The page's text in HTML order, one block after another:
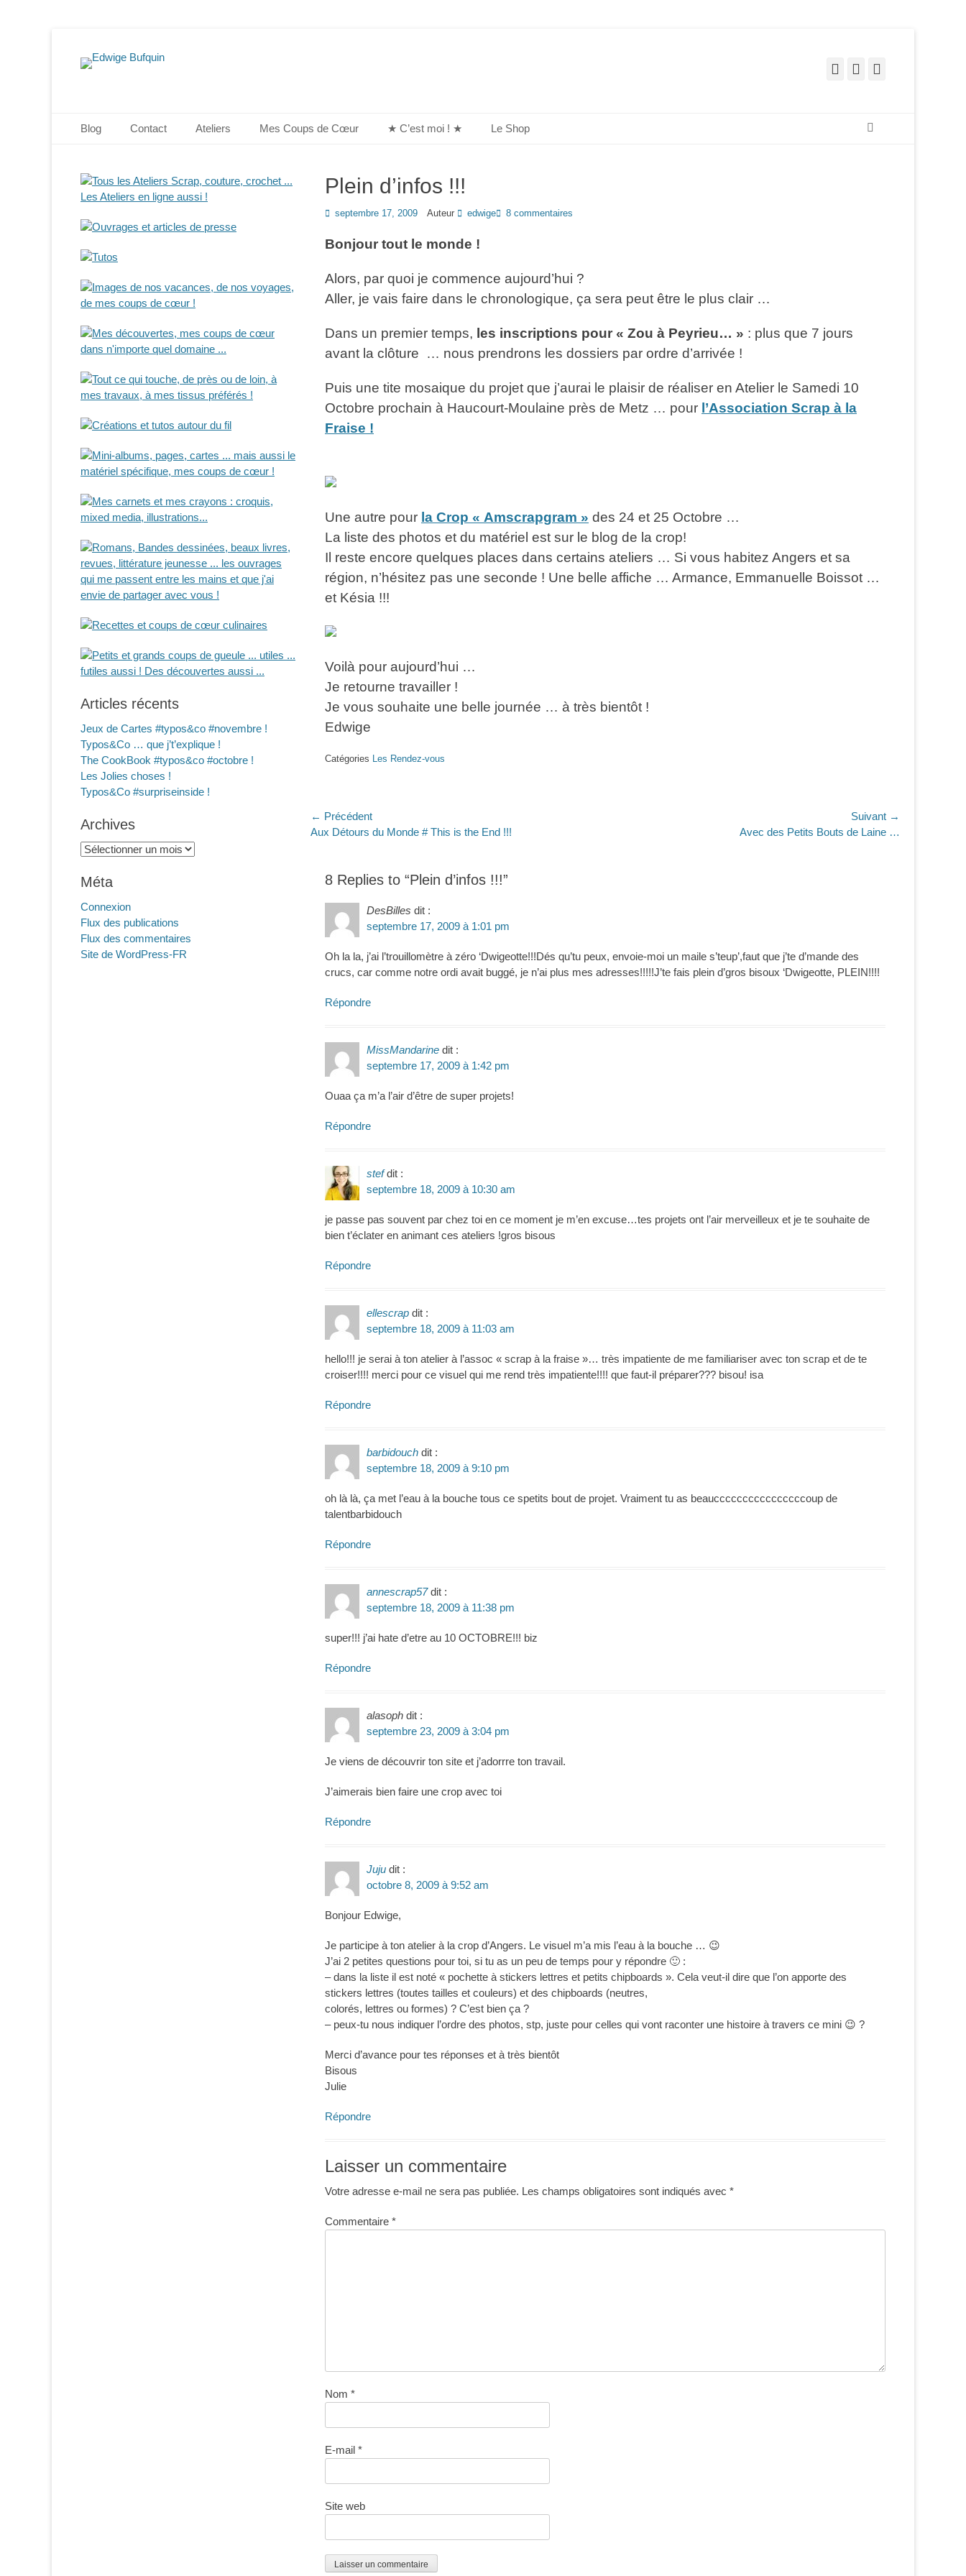
Edwige Bufquin FacebookPinterest
Menu principal
Blog Contact Ateliers Mes Coups de Cœur ★ C’est moi ! ★ Le Shop
Plein d’infos !!!
Posted
septembre 17, 2009 Auteur edwige 8 commentaires
Bonjour tout le monde !
Alors, par quoi je commence aujourd’hui ?
Aller, je vais faire dans le chronologique, ça sera peut être le plus clair …
Dans un premier temps, les inscriptions pour « Zou à Peyrieu… » : plus que 7 jours
avant la clôture … nous prendrons les dossiers par ordre d’arrivée !
Puis une tite mosaique du projet que j’aurai le plaisir de réaliser en Atelier le Samedi 10
Octobre prochain à Haucourt-Moulaine près de Metz … pour l’Association Scrap à la
Fraise !
Une autre pour la Crop « Amscrapgram » des 24 et 25 Octobre …
La liste des photos et du matériel est sur le blog de la crop!
Il reste encore quelques places dans certains ateliers … Si vous habitez Angers et sa
région, n’hésitez pas une seconde ! Une belle affiche … Armance, Emmanuelle Boissot …
et Késia !!!
Voilà pour aujourd’hui …
Je retourne travailler !
Je vous souhaite une belle journée … à très bientôt !
Edwige
Catégories Les Rendez-vous
Navigation
de
← Précédent
Article
Aux Détours du Monde # This is the End !!!
Suivant →
Avec des Petits Bouts de Laine …
8 Replies to “Plein d’infos !!!”
DesBilles dit :
septembre 17, 2009 à 1:01 pm
Oh la la, j’ai l’trouillomètre à zéro ‘Dwigeotte!!!Dés qu’tu peux, envoie-moi un maile s’teup’,faut que j’te d’mande des
crucs, car comme notre ordi avait buggé, je n’ai plus mes adresses!!!!!J’te fais plein d’gros bisoux ‘Dwigeotte, PLEIN!!!!
Répondre
MissMandarine dit :
septembre 17, 2009 à 1:42 pm
Ouaa ça m’a l’air d’être de super projets!
Répondre
stef dit :
septembre 18, 2009 à 10:30 am
je passe pas souvent par chez toi en ce moment je m’en excuse…tes projets ont l’air merveilleux et je te souhaite de
bien t’éclater en animant ces ateliers !gros bisous
Répondre
ellescrap dit :
septembre 18, 2009 à 11:03 am
hello!!! je serai à ton atelier à l’assoc « scrap à la fraise »… très impatiente de me familiariser avec ton scrap et de te
croiser!!!! merci pour ce visuel qui me rend très impatiente!!!! que faut-il préparer??? bisou! isa
Répondre
barbidouch dit :
septembre 18, 2009 à 9:10 pm
oh là là, ça met l’eau à la bouche tous ce spetits bout de projet. Vraiment tu as beauccccccccccccccccoup de
talentbarbidouch
Répondre
annescrap57 dit :
septembre 18, 2009 à 11:38 pm
super!!! j’ai hate d’etre au 10 OCTOBRE!!! biz
Répondre
alasoph dit :
septembre 23, 2009 à 3:04 pm
Je viens de découvrir ton site et j’adorrre ton travail.
J’aimerais bien faire une crop avec toi
Répondre
Juju dit :
octobre 8, 2009 à 9:52 am
Bonjour Edwige,
Je participe à ton atelier à la crop d’Angers. Le visuel m’a mis l’eau à la bouche … 😉
J’ai 2 petites questions pour toi, si tu as un peu de temps pour y répondre 🙂 :
– dans la liste il est noté « pochette à stickers lettres et petits chipboards ». Cela veut-il dire que l’on apporte des
stickers lettres (toutes tailles et couleurs) et des chipboards (neutres,
colorés, lettres ou formes) ? C’est bien ça ?
– peux-tu nous indiquer l’ordre des photos, stp, juste pour celles qui vont raconter une histoire à travers ce mini 😉 ?
Merci d’avance pour tes réponses et à très bientôt
Bisous
Julie
Répondre
Laisser un commentaire
Votre adresse e-mail ne sera pas publiée. Les champs obligatoires sont indiqués avec *
Commentaire *
Nom *
E-mail *
Site web
Articles récents
Jeux de Cartes #typos&co #novembre !
Typos&Co … que j’t’explique !
The CookBook #typos&co #octobre !
Les Jolies choses !
Typos&Co #surpriseinside !
Archives
Archives
Méta
Connexion
Flux des publications
Flux des commentaires
Site de WordPress-FR